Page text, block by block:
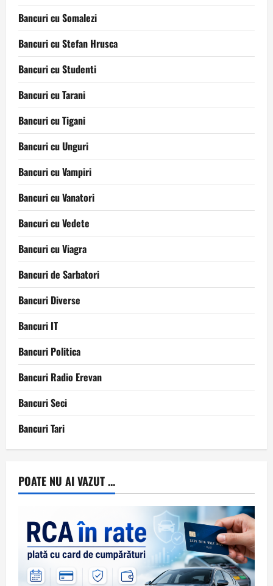
Bancuri cu Somalezi
Bancuri cu Stefan Hrusca
Bancuri cu Studenti
Bancuri cu Tarani
Bancuri cu Tigani
Bancuri cu Unguri
Bancuri cu Vampiri
Bancuri cu Vanatori
Bancuri cu Vedete
Bancuri cu Viagra
Bancuri de Sarbatori
Bancuri Diverse
Bancuri IT
Bancuri Politica
Bancuri Radio Erevan
Bancuri Seci
Bancuri Tari
POATE NU AI VAZUT ...